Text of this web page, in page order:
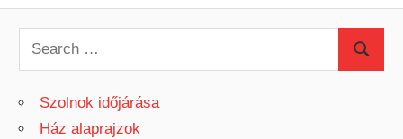
e
Szolnok időjárása
Ház alaprajzok